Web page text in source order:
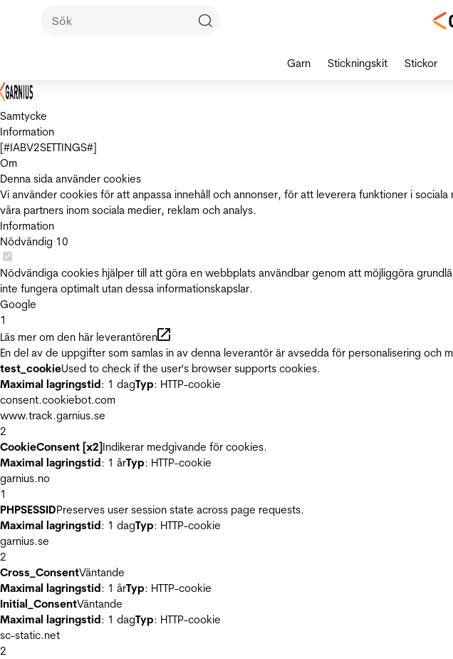
Samtycke
Information
[#IABV2SETTINGS#]
Om
Denna sida använder cookies
Vi använder cookies för att anpassa innehåll och annonser, för att leverera funktioner i
våra partners inom sociala medier, reklam och analys.
Information
Nödvändig 10
Nödvändiga cookies hjälper till att göra en webbplats användbar genom att möjliggöra
inte fungera optimalt utan dessa informationskapslar.
Google
1
Läs mer om den här leverantören
En del av de uppgifter som samlas in av denna leverantör är avsedda för personalisering och
test_cookieUsed to check if the user's browser supports cookies.
Maximal lagringstid: 1 dagTyp: HTTP-cookie
consent.cookiebot.com
www.track.garnius.se
2
CookieConsent [x2]Indikerar medgivande för cookies.
Maximal lagringstid: 1 årTyp: HTTP-cookie
garnius.no
1
PHPSESSIDPreserves user session state across page requests.
Maximal lagringstid: 1 dagTyp: HTTP-cookie
garnius.se
2
Cross_ConsentVäntande
Maximal lagringstid: 1 årTyp: HTTP-cookie
Initial_ConsentVäntande
Maximal lagringstid: 1 dagTyp: HTTP-cookie
sc-static.net
2
Garn Stickningskit Stickor